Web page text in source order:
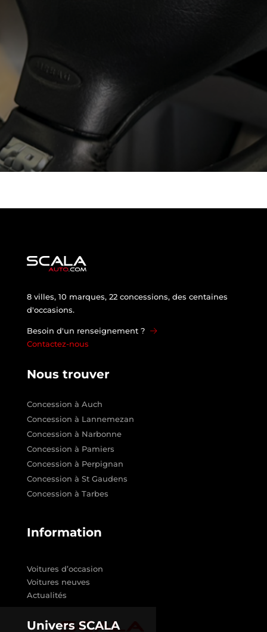
8 villes, 10 marques, 22 concessions, des centaines
d'occasions.
Besoin d'un renseignement ?
Contactez-nous
Nous trouver
Concession à Auch
Concession à Lannemezan
Concession à Narbonne
Concession à Pamiers
Concession à Perpignan
Concession à St Gaudens
Concession à Tarbes
Information
Voitures d’occasion
Voitures neuves
Actualités
Univers SCALA